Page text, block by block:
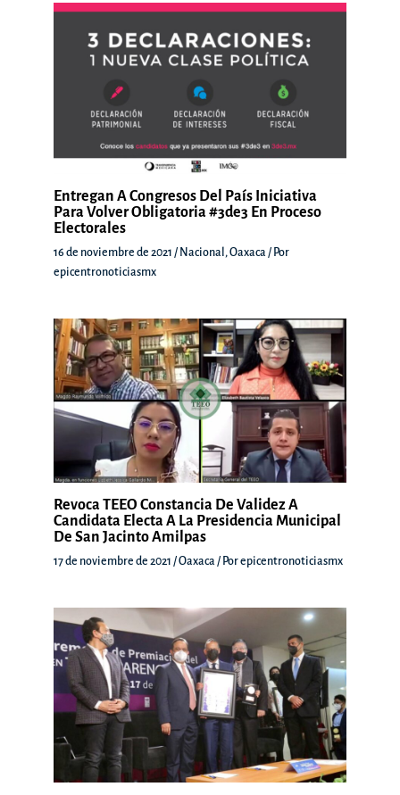
Entregan A Congresos Del País Iniciativa
Para Volver Obligatoria #3de3 En Proceso
Electorales
16 de noviembre de 2021 / Nacional , Oaxaca / Por
epicentronoticiasmx
Revoca TEEO Constancia De Validez A
Candidata Electa A La Presidencia Municipal
De San Jacinto Amilpas
17 de noviembre de 2021 /Oaxaca / Porepicentronoticiasmx